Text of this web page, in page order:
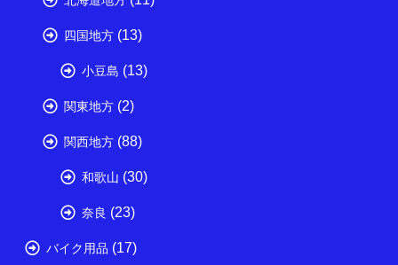
四国地方 (13)
小豆島 (13)
関東地方 (2)
関西地方 (88)
和歌山 (30)
奈良 (23)
バイク用品 (17)